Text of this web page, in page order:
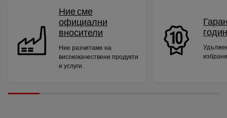
Ние сме
официални
вносители
Ние разчитаме на
висококачествени продукти
и услуги.